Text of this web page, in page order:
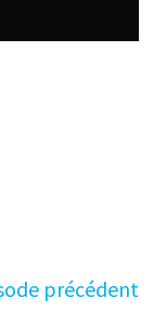
précédent